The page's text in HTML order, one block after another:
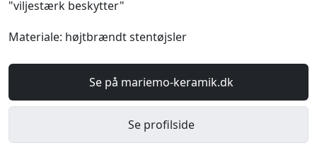
"viljestærk beskytter"
Materiale: højtbrændt stentøjsler
Se på mariemo-keramik.dk
Se profilside